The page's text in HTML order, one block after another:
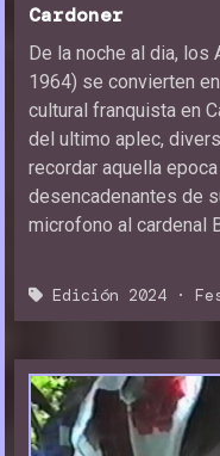
Cardoner
De la noche al dia,
1964) se convierten
cultural franquista en
del ultimo aplec,
recordar aquella
desencadenantes de
microfono al cardenal
Edición 2024 ·